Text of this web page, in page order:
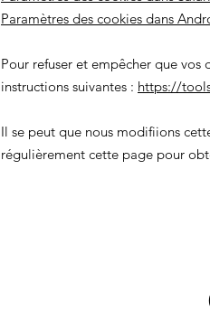
Paramètres des cookies dans
Pour refuser et empêcher que vos
instructions suivantes : https://
Il se peut que nous modifiions
régulièrement cette page pour